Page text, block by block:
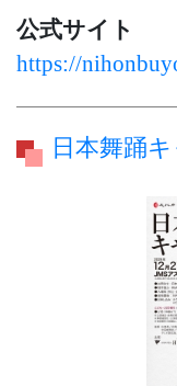
公式サイト
https://
日本舞踊